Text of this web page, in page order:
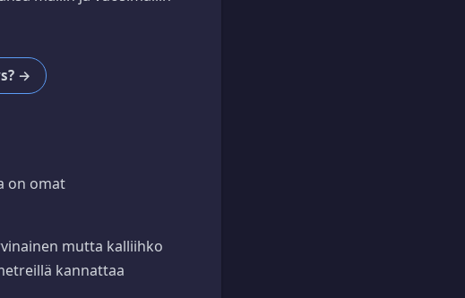
→
on omat
mutta kalliihko
kannattaa